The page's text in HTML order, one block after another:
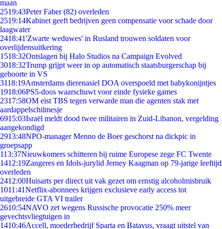
maan
2519:43Peter Faber (82) overleden
2519:14Kabinet geeft bedrijven geen compensatie voor schade door
laagwater
2418:41'Zwarte weduwes' in Rusland trouwen soldaten voor
overlijdensuitkering
1518:32Ontslagen bij Halo Studios na Campaign Evolved
3018:32Trump grijpt weer in op automatisch staatsburgerschap bij
geboorte in VS
3118:19Amsterdams dierenasiel DOA overspoeld met babykonijntjes
1918:06PS5-doos waarschuwt voor einde fysieke games
2317:58OM eist TBS tegen verwarde man die agenten stak met
aardappelschilmesje
6915:03Israël meldt dood twee militairen in Zuid-Libanon, vergelding
aangekondigd
2913:48NPO-manager Menno de Boer geschorst na dickpic in
groepsapp
113:37Nieuwkomers schitteren bij ruime Europese zege FC Twente
1412:19Zangeres en Idols-jurylid Jerney Kaagman op 79-jarige leeftijd
overleden
2412:00Huisarts per direct uit vak gezet om ernstig alcoholmisbruik
1011:41Netflix-abonnees krijgen exclusieve early access tot
uitgebreide GTA VI trailer
2610:54NAVO zet wegens Russische provocatie 250% meer
gevechtsvliegtuigen in
1410:46Accell, moederbedrijf Sparta en Batavus, vraagt uitstel van